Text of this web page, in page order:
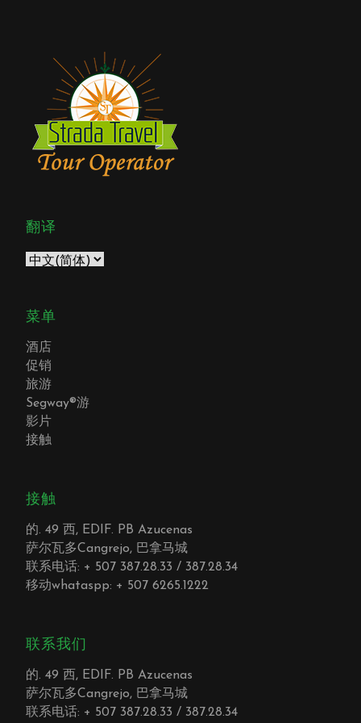
翻译
菜单
酒店
促销
旅游
Segway®游
影片
接触
接触
的. 49 西, EDIF. PB Azucenas
萨尔瓦多Cangrejo, 巴拿马城
联系电话: + 507 387.28.33 / 387.28.34
移动whataspp: + 507 6265.1222
联系我们
的. 49 西, EDIF. PB Azucenas
萨尔瓦多Cangrejo, 巴拿马城
联系电话: + 507 387.28.33 / 387.28.34